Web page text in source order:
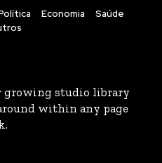
Economia
Saúde
growing studio library
within any page